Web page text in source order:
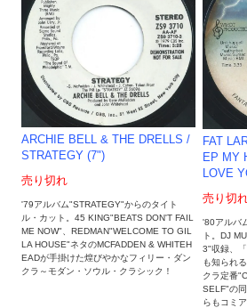
ARCHIE BELL & THE DRELLS /
STRATEGY (7")
売り切れ
'79アルバム"STRATEGY"からのタイト
ル・カット。45 KING"BEATS DON'T FAIL
ME NOW"、REDMAN"WELCOME TO GIL
LA HOUSE"ネタのMCFADDEN & WHITEH
EADが手掛けた煌びやかなフィリー・ダン
クラ～モダン・ソウル・クラシック！
FAT
EP MY
LOVE
売り切
'80アルバ
ト。DJ
3"収録、
も知られ
クラ定番
SELF"の
らもコミ